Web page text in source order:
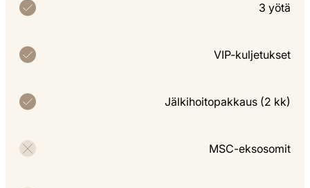
3 yötä
VIP-kuljetukset
Jälkihoitopakkaus (2 kk)
MSC-eksosomit